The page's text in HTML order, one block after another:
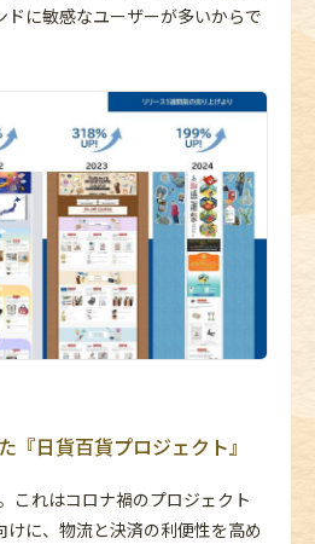
ドに敏感なユーザーが多いからで
『日貨百貨プロジェクト』
これはコロナ禍のプロジェクト
に、物流と決済の利便性を高め